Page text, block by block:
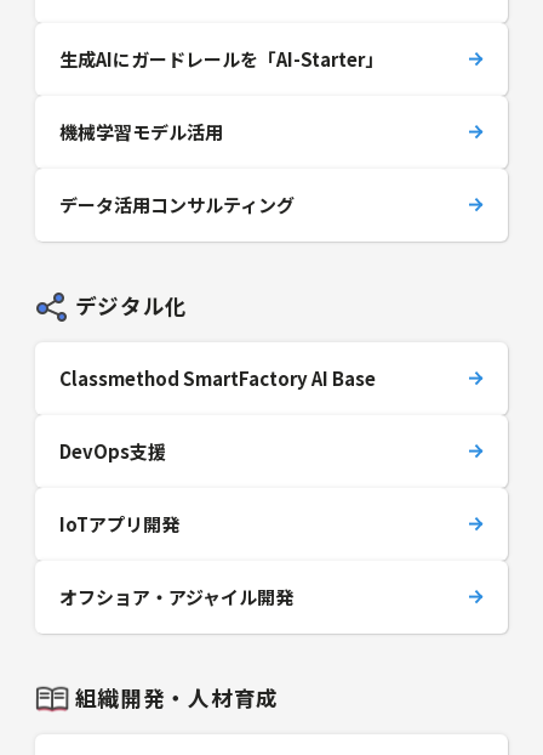
生成AIにガードレールを「AI-Starter」
機械学習モデル活用
データ活用コンサルティング
デジタル化
Classmethod SmartFactory AI Base
DevOps支援
IoTアプリ開発
オフショア・アジャイル開発
組織開発・人材育成